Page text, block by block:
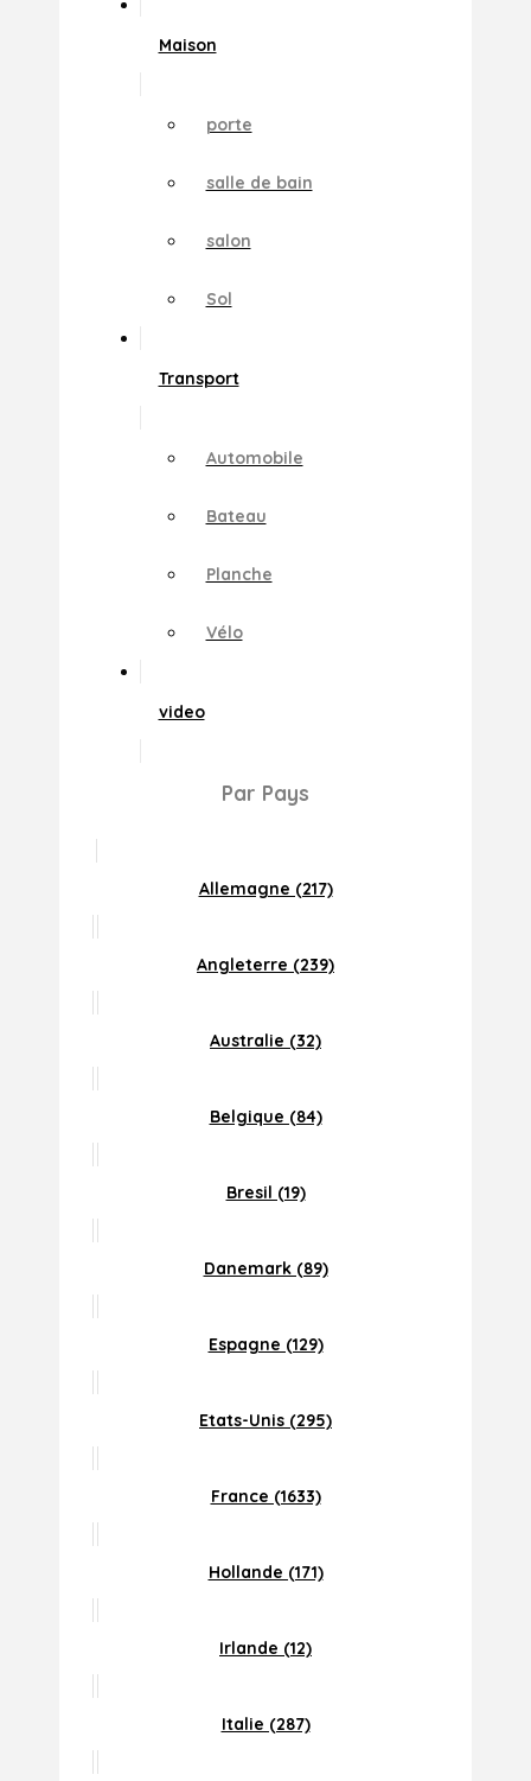
Maison
porte
salle de bain
salon
Sol
Transport
Automobile
Bateau
Planche
Vélo
video
Par Pays
Allemagne (217)
Angleterre (239)
Australie (32)
Belgique (84)
Bresil (19)
Danemark (89)
Espagne (129)
Etats-Unis (295)
France (1633)
Hollande (171)
Irlande (12)
Italie (287)